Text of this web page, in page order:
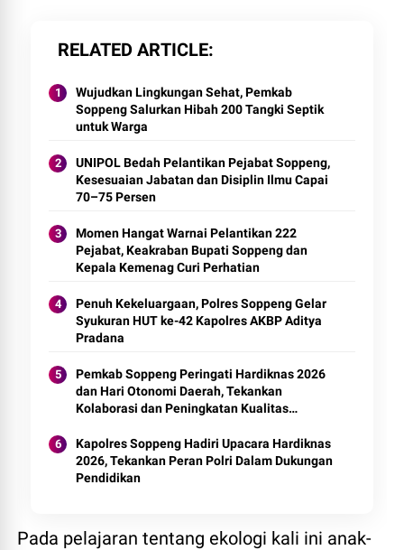
RELATED ARTICLE
Wujudkan Lingkungan Sehat, Pemkab
Soppeng Salurkan Hibah 200 Tangki Septik
untuk Warga
UNIPOL Bedah Pelantikan Pejabat Soppeng,
Kesesuaian Jabatan dan Disiplin Ilmu Capai
70–75 Persen
Momen Hangat Warnai Pelantikan 222
Pejabat, Keakraban Bupati Soppeng dan
Kepala Kemenag Curi Perhatian
Penuh Kekeluargaan, Polres Soppeng Gelar
Syukuran HUT ke-42 Kapolres AKBP Aditya
Pradana
Pemkab Soppeng Peringati Hardiknas 2026
dan Hari Otonomi Daerah, Tekankan
Kolaborasi dan Peningkatan Kualitas
Kapolres Soppeng Hadiri Upacara Hardiknas
2026, Tekankan Peran Polri Dalam Dukungan
Pendidikan
Pada pelajaran tentang ekologi kali ini anak-